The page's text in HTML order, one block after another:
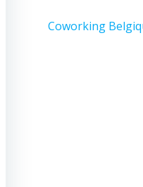
Coworking